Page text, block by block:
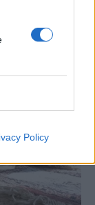
Policy